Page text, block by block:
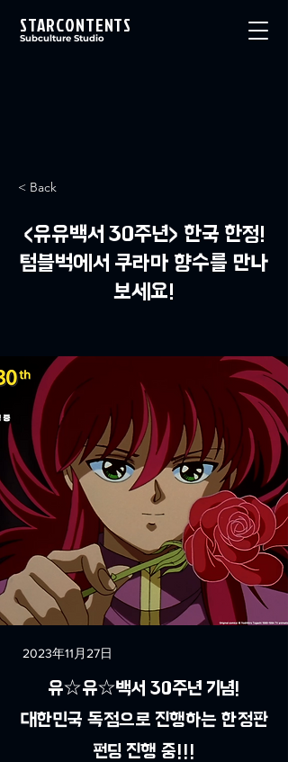
STARCONTENTS
Subculture Studio
< Back
<유유백서 30주년> 한국 한정!
텀블벅에서 쿠라마 향수를 만나
보세요!
2023年11月27日
유☆유☆백서 30주년 기념!
대한민국 독점으로 진행하는 한정판
펀딩 진행 중!!!